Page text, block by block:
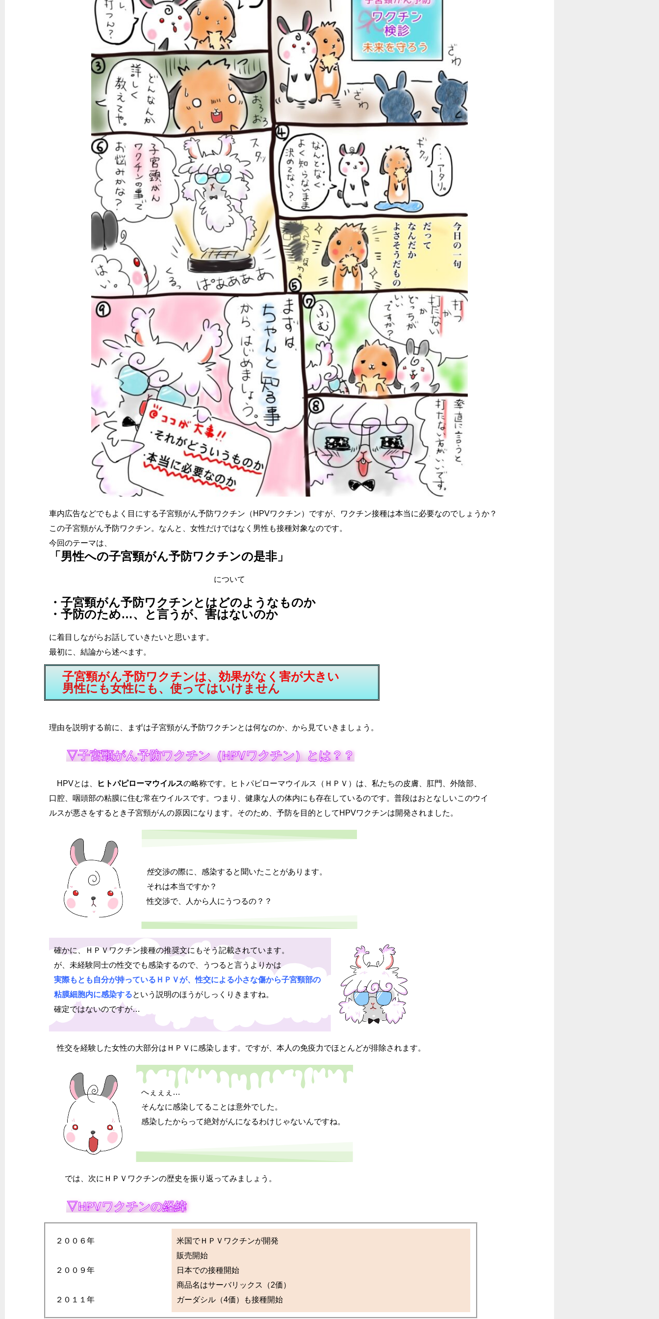
車内広告などでもよく目にする子宮頸がん予防ワクチン（HPVワクチン）ですが、ワクチン接種は本当に必要なのでしょうか？
この子宮頸がん予防ワクチン。なんと、女性だけではなく男性も接種対象なのです。
今回のテーマは、
「男性への子宮頸がん予防ワクチンの是非」
について
・子宮頸がん予防ワクチンとはどのようなものか
・予防のため…、と言うが、害はないのか
に着目しながらお話していきたいと思います。
最初に、結論から述べます。
子宮頸がん予防ワクチンは、効果がなく害が大きい
男性にも女性にも、使ってはいけません
理由を説明する前に、まずは子宮頸がん予防ワクチンとは何なのか、から見ていきましょう。
▽子宮頸がん予防ワクチン（HPVワクチン）とは？？
HPVとは、 ヒトパピローマウイルスの略称です。ヒトパピローマウイルス（ＨＰＶ）は、私たちの皮膚、肛門、外陰部、
口腔、咽頭部の粘膜に住む常在ウイルスです。つまり、健康な人の体内にも存在しているのです。普段はおとなしいこのウイ
ルスが悪さをするとき子宮頸がんの原因になります。そのため、予防を目的としてHPVワクチンは開発されました。
性交渉の際に、感染すると聞いたことがあります。
それは本当ですか？
性交渉で、人から人にうつるの？？
確かに、ＨＰＶワクチン接種の推奨文にもそう記載されています。
が、未経験同士の性交でも感染するので、うつると言うよりかは
実際もとも自分が持っているＨＰＶが、性交による小さな傷から子宮頸部の
粘膜細胞内に感染するという説明のほうがしっくりきますね。
確定ではないのですが…
性交を経験した女性の大部分はＨＰＶに感染します。ですが、本人の免疫力でほとんどが排除されます。
へぇぇぇ…
そんなに感染してることは意外でした。
感染したからって絶対がんになるわけじゃないんですね。
では、次にＨＰＶワクチンの歴史を振り返ってみましょう。
▽HPVワクチンの経緯
２００６年
２００９年
２０１１年
米国でＨＰＶワクチンが開発
販売開始
日本での接種開始
商品名はサーバリックス（2価）
ガーダシル（4価）も接種開始